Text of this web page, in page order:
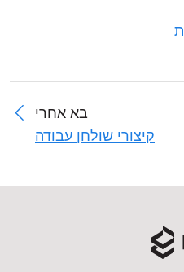
בא אחרי
קיצורי שולחן עבודה